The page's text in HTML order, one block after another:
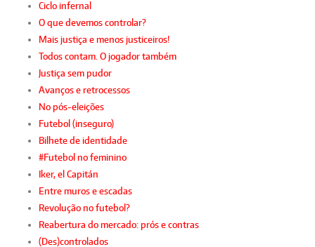
Ciclo infernal
O que devemos controlar?
Mais justiça e menos justiceiros!
Todos contam. O jogador também
Justiça sem pudor
Avanços e retrocessos
No pós-eleições
Futebol (inseguro)
Bilhete de identidade
#Futebol no feminino
Iker, el Capitán
Entre muros e escadas
Revolução no futebol?
Reabertura do mercado: prós e contras
(Des)controlados